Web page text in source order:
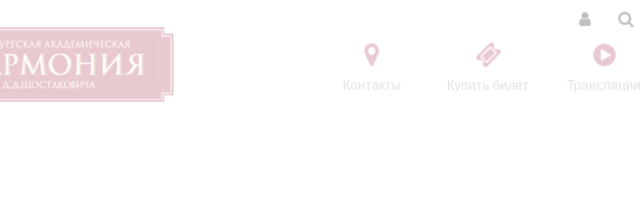
Контакты Купить билет Трансляции